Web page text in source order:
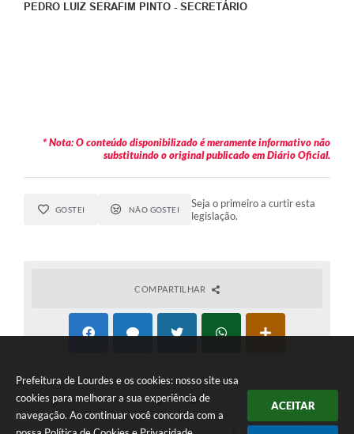
Prefeitura de Lourdes e os cookies: nosso site usa
cookies para melhorar a sua experiência de
navegação. Ao continuar você concorda com a
ACEITAR
PEDRO LUIZ SERAFIM PINTO - SECRETÁRIO
* Nota: O conteúdo disponibilizado é meramente informativo não
substituindo o original publicado em Diário Oficial.
GOSTEI NÃO GOSTEI
Seja o primeiro a curtir esta
legislação.
COMPARTILHAR